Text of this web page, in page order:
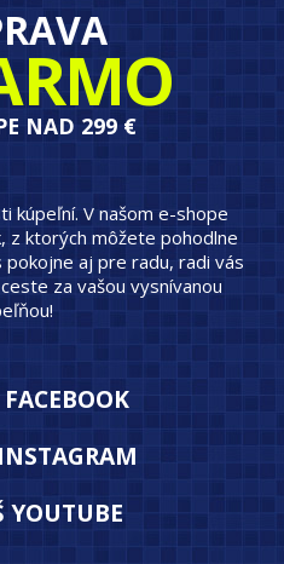
NAD 299 €
kúpeľní. V našom e-shope
z ktorých môžete pohodlne
aj pre radu, radi vás
za vašou vysnívanou
YOUTUBE